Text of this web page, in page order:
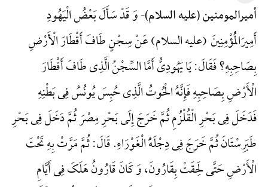
أمیرالمومنین (علیه السلام)-وَ قَدْ سَأَلَ بَعْضُ الْیَهُودِ
أَمِیرَالْمُؤْمِنِینَ (علیه السلام) عَنْ سِجْنٍ طَافَ أَقْطَارَ الْأَرْضِ
بِصَاحِبِهِ؟ فَقَالَ: یَا یَهُودِیُّ أَمَّا السِّجْنُ الَّذِی طَافَ أَقْطَارَ
الْأَرْضِ بِصَاحِبِهِ فَإِنَّهُ الْحُوتُ الَّذِی حُبِسَ یُونُسُ فِی بَطْنِهِ
فَدَخَلَ فِی بَحْرِ الْقُلْزُمِ ثُمَّ خَرَجَ إِلَی بَحْرِ مِصْرَ ثُمَّ دَخَلَ فِی بَحْرِ
طَبَرِسْتَانَ ثُمَّ خَرَجَ فِی دِجْلَهًَْ الْغَوْرَاءِ. قَالَ: ثُمَّ مَرَّتْ بِهِ تَحْتَ
الْأَرْضِ حَتَّی لَحِقَتْ بِقَارُونَ، وَ کَانَ قَارُونُ هَلَکَ فِی أَیَّامِ